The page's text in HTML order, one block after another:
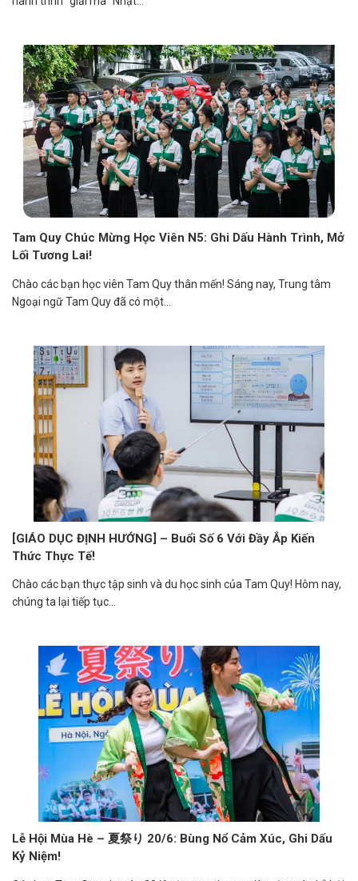
Tam Quy Chúc Mừng Học Viên N5: Ghi Dấu Hành Trình, Mở
Lối Tương Lai!
Chào các bạn học viên Tam Quy thân mến! Sáng nay, Trung tâm
Ngoại ngữ Tam Quy đã có một...
[GIÁO DỤC ĐỊNH HƯỚNG] – Buổi Số 6 Với Đầy Ắp Kiến
Thức Thực Tế!
Chào các bạn thực tập sinh và du học sinh của Tam Quy! Hôm nay,
chúng ta lại tiếp tục...
Lễ Hội Mùa Hè – 夏祭り 20/6: Bùng Nổ Cảm Xúc, Ghi Dấu
Kỷ Niệm!